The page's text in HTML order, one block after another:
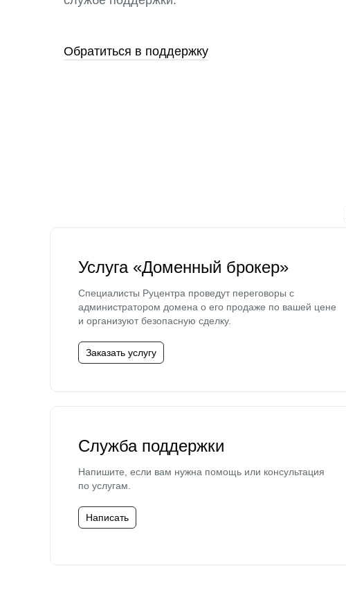
Обратиться в поддержку
Услуга «Доменный брокер»
Специалисты Руцентра проведут переговоры с
администратором домена о его продаже по вашей цене
и организуют безопасную сделку.
Заказать услугу
Служба поддержки
Напишите, если вам нужна помощь или консультация
по услугам.
Написать